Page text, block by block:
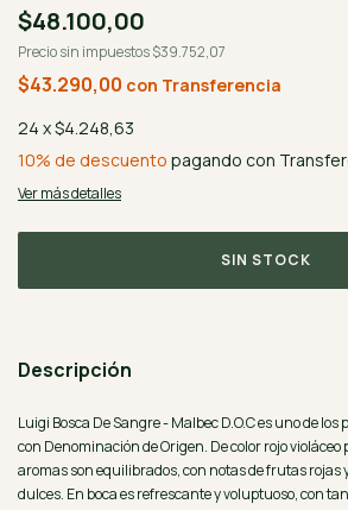
$48.100,00
Precio sin impuestos$39.752,07
$43.290,00 con Transferencia
24 x$4.248,63
10% de descuento pagando con
Ver más detalles
Descripción
Luigi Bosca De Sangre - Malbec D.O.C es uno de
con Denominación de Origen. De color rojo
aromas son equilibrados, con notas de frutas rojas
dulces. En boca es refrescante y voluptuoso, con